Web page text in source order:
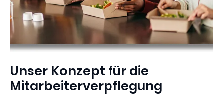
Unser Konzept für die
Mitarbeiterverpflegung